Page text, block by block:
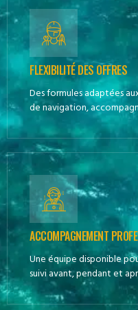
FLEXIBILITÉ DES OFFRES
Des formules adaptées
de navigation,
ACCOMPAGNEMENT
Une équipe disponible
suivi avant, pendant et